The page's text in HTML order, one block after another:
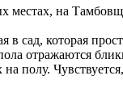
на
сад, которая
отражаются
полу.